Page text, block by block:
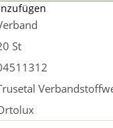
St